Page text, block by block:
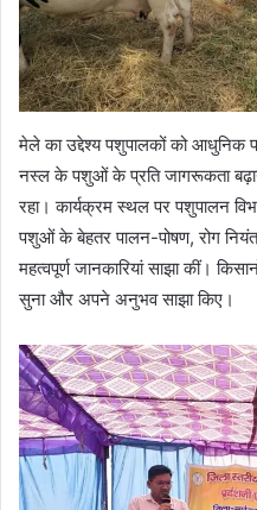
मेले का उद्देश्य पशुपालकों को आधुनिक
नस्ल के पशुओं के प्रति जागरूकता
रहा। कार्यक्रम स्थल पर पशुपालन
पशुओं के बेहतर पालन-पोषण, रोग
महत्वपूर्ण जानकारियां साझा कीं।
सुना और अपने अनुभव साझा किए।